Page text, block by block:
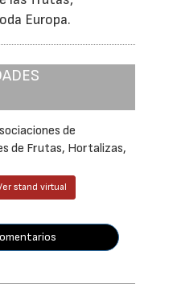
Europa.
de
de Frutas, Hortalizas,
stand virtual